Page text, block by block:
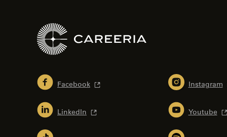
Facebook Instagram
LinkedIn Youtube